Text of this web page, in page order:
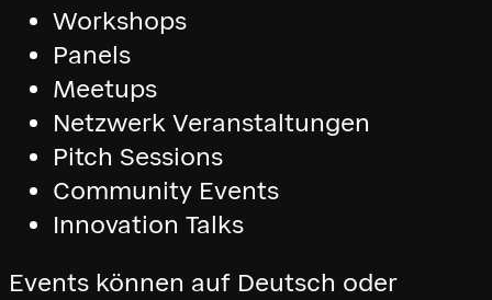
Workshops
Panels
Meetups
Netzwerk Veranstaltungen
Pitch Sessions
Community Events
Innovation Talks
Events können auf Deutsch oder